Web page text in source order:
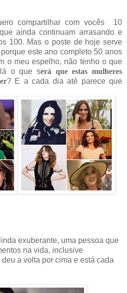
compartilhar com vocês 10
ainda continuam arrasando e
100. Mas o poste de hoje serve
este ano completo 50 anos
o meu espelho, não tenho o que
lá o que será que estas mulheres
? E a cada dia até parece que
exuberante, uma pessoa que
na vida, inclusive
a volta por cima e está cada